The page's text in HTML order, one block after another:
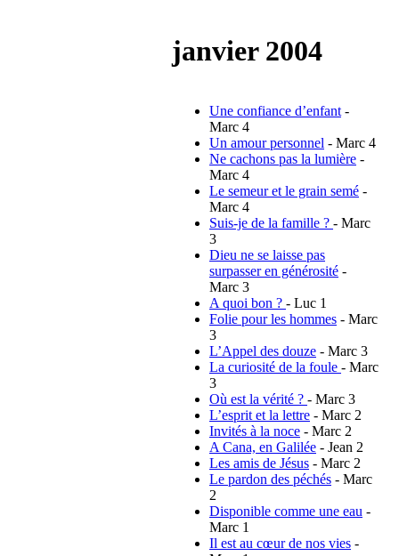
janvier 2004
Une confiance d’enfant -
Marc 4
Un amour personnel - Marc 4
Ne cachons pas la lumière -
Marc 4
Le semeur et le grain semé -
Marc 4
Suis-je de la famille ? - Marc
3
Dieu ne se laisse pas
surpasser en générosité -
Marc 3
A quoi bon ? - Luc 1
Folie pour les hommes - Marc
3
L’Appel des douze - Marc 3
La curiosité de la foule - Marc
3
Où est la vérité ? - Marc 3
L’esprit et la lettre - Marc 2
Invités à la noce - Marc 2
A Cana, en Galilée - Jean 2
Les amis de Jésus - Marc 2
Le pardon des péchés - Marc
2
Disponible comme une eau -
Marc 1
Il est au cœur de nos vies -